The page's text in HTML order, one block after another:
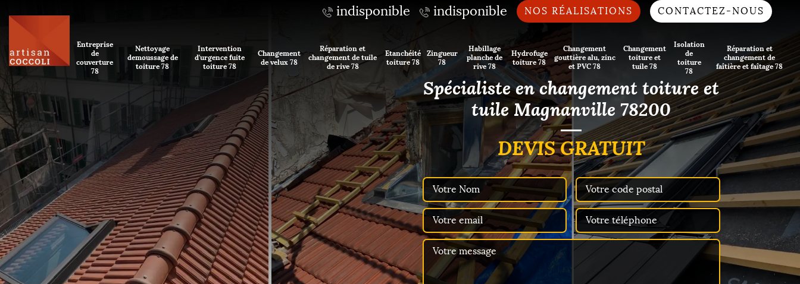
indisponible indisponible NOS RÉALISATIONS CONTACTEZ-NOUS
Entreprise
de
couverture
78
Nettoyage
demoussage de
toiture 78
Intervention
d'urgence fuite
toiture 78
Changement
de velux 78
Réparation et
changement de tuile
de rive 78
Etanchéité
toiture 78
Zingueur
78
Habillage
planche de
rive 78
Hydrofuge
toiture 78
Changement
gouttière alu, zinc
et PVC 78
Changement
toiture et
tuile 78
Isolation
de
toiture
78
Réparation et
changement de
faîtière et faîtage 78
Spécialiste en changement toiture et
tuile Magnanville 78200
DEVIS GRATUIT